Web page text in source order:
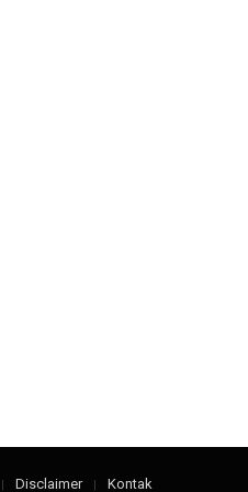
Disclaimer Kontak